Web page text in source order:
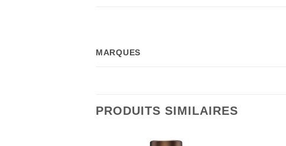
MARQUES
PRODUITS SIMILAIRES